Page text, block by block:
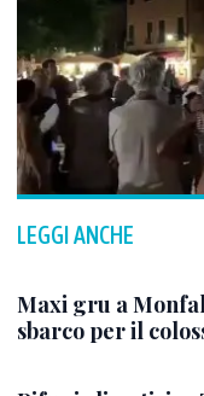
LEGGI ANCHE
Maxi gru a
sbarco per il